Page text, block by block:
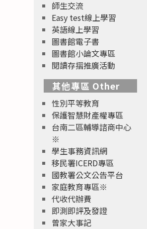
師生交流
Easy test線上學習
英語線上學習
圖書館電子書
圖書館小論文專區
閱讀存摺推廣活動
其他專區 Other
性別平等教育
保護智慧財產權專區
台南二區輔導諮商中心
※
學生事務資訊網
移民署ICERD專區
國教署公文公告平台
家庭教育專區※
代收代辦費
即測即評及發證
曾家大事記